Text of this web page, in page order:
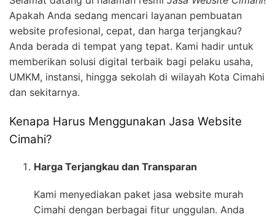
Apakah Anda sedang mencari layanan pembuatan
website profesional, cepat, dan harga terjangkau?
Anda berada di tempat yang tepat. Kami hadir untuk
memberikan solusi digital terbaik bagi pelaku usaha,
UMKM, instansi, hingga sekolah di wilayah Kota Cimahi
dan sekitarnya.
Kenapa Harus Menggunakan Jasa Website
Cimahi?
Harga Terjangkau dan Transparan
Kami menyediakan paket jasa website murah
Cimahi dengan berbagai fitur unggulan. Anda